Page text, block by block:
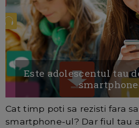
Este adolescentul tau
Cat timp poti sa rezisti fara
smartphone-ul? Dar fiul tau